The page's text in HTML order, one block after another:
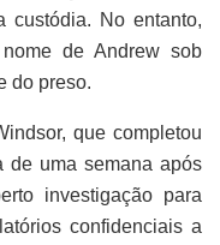
custódia. No entanto,
de Andrew sob
do preso.
que completou
de uma semana após
investigação para
confidenciais a